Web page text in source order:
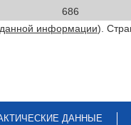
686
данной информации).
ДАННЫЕ